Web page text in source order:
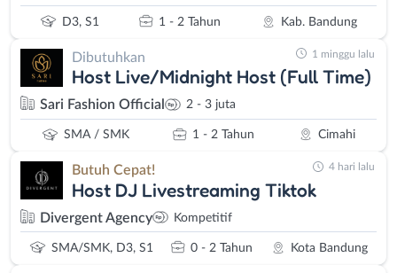
D3, S1 1 - 2 Tahun Kab. Bandung
Dibutuhkan
Host Live/Midnight Host (Full Time)
Sari Fashion Official 2 - 3 juta
SMA / SMK 1 - 2 Tahun Cimahi
1 minggu lalu
Butuh Cepat!
Host DJ Livestreaming Tiktok
Divergent Agency Kompetitif
SMA/SMK, D3, S1 0 - 2 Tahun Kota Bandung
4 hari lalu